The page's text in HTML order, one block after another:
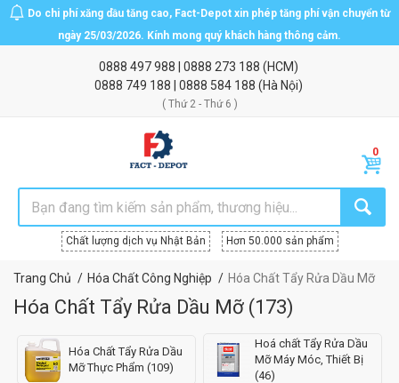
Do chi phí xăng dầu tăng cao, Fact-Depot xin phép tăng phí vận chuyển từ
ngày 25/03/2026. Kính mong quý khách hàng thông cảm.
0888 497 988 0888 273 188 (HCM)
0888 749 188
0888 584 188 (Hà Nội)
( Thứ 2 - Thứ 6 )
Chất lượng dịch vụ Nhật Bản Hơn 50.000 sản phẩm
Trang Chủ Hóa Chất Công Nghiệp Hóa Chất Tẩy Rửa Dầu Mỡ
Hóa Chất Tẩy Rửa Dầu Mỡ (173)
Hóa Chất Tẩy Rửa Dầu
Mỡ Thực Phẩm (109)
Hoá chất Tẩy Rửa Dầu
Mỡ Máy Móc, Thiết Bị
(46)